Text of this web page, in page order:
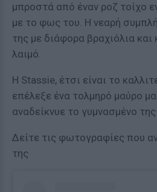
μπροστά από έναν ροζ τοίχο
με το φως του. Η νεαρή
της με διάφορα βραχιόλια
λαιμό.
Η Stassie, έτσι είναι το
επέλεξε ένα τολμηρό μαύρο
αναδείκνυε το γυμνασμένο της
Δείτε τις φωτογραφίες που
της